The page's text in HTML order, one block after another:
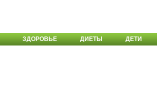
ЗДОРОВЬЕ ДИЕТЫ ДЕТИ